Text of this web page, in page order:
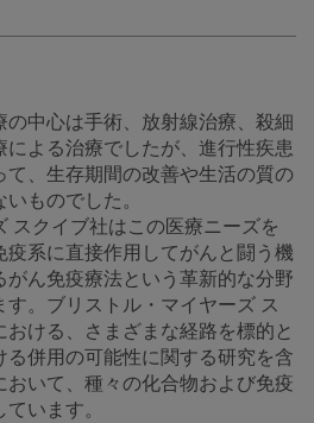
の中心は手術、放射線治療、殺細
による治療でしたが、進行性疾患
て、生存期間の改善や生活の質の
ものでした。
スクイブ社はこの医療ニーズを
系に直接作用してがんと闘う機
がん免疫療法という革新的な分野
。ブリストル・マイヤーズ ス
ける、さまざまな経路を標的と
る併用の可能性に関する研究を含
いて、種々の化合物および免疫
います。